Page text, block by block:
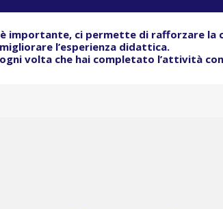
importante, ci permette di rafforzare la
l’esperienza didattica.
volta che hai completato l’attività